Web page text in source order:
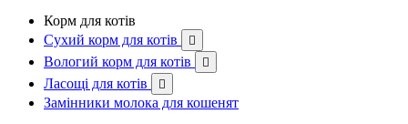
Корм для котів
Сухий корм для котів

Вологий корм для котів 
Ласощі для котів 
Замінники молока для кошенят